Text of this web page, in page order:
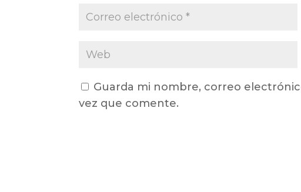
Guarda mi nombre, correo
vez que comente.